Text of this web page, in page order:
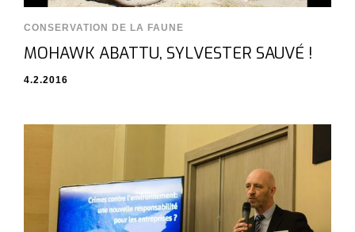
CONSERVATION DE LA FAUNE
MOHAWK ABATTU, SYLVESTER SAUVÉ !
4.2.2016